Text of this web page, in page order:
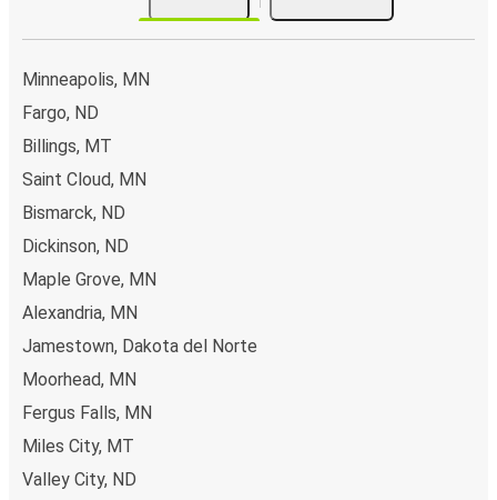
Minneapolis, MN
Fargo, ND
Billings, MT
Saint Cloud, MN
Bismarck, ND
Dickinson, ND
Maple Grove, MN
Alexandria, MN
Jamestown, Dakota del Norte
Moorhead, MN
Fergus Falls, MN
Miles City, MT
Valley City, ND